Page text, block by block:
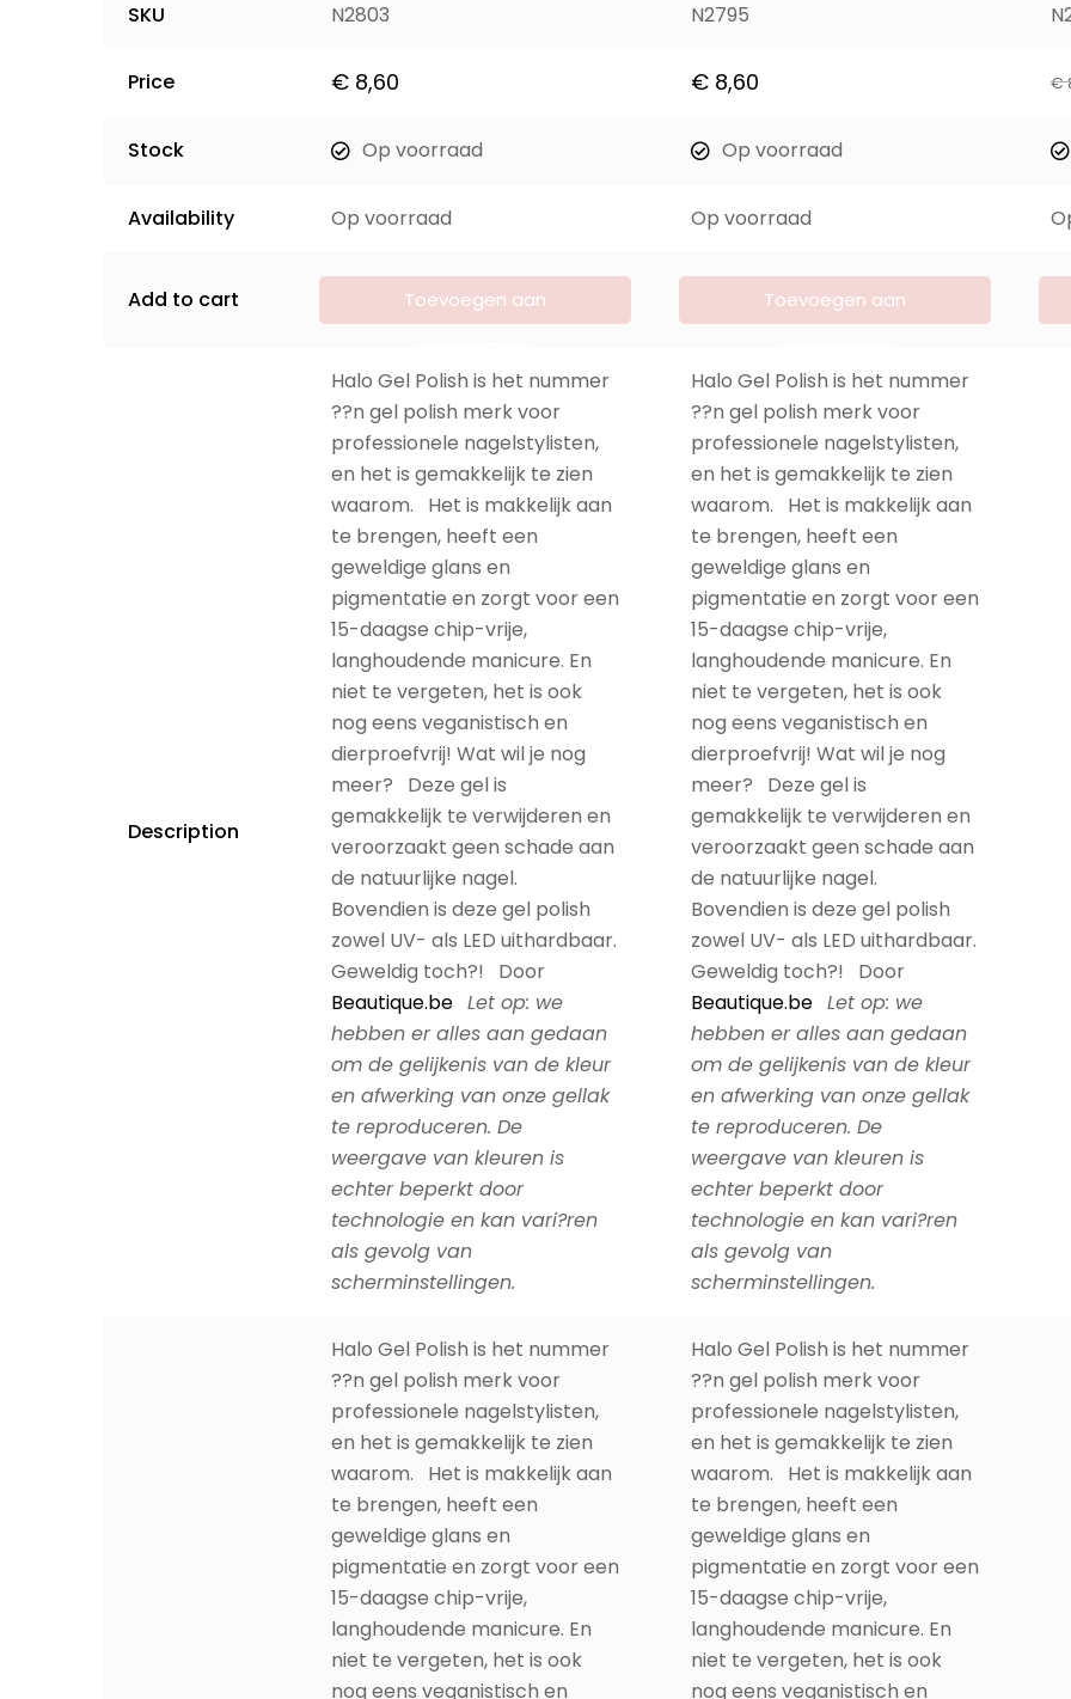
SKU N2803 N2795
Price € 8,60 € 8,60 €
Stock Op voorraad Op voorraad
Availability Op voorraad Op voorraad
Add to cart
Toevoegen aan
Toevoegen aan
Description
Halo Gel Polish is het nummer
??n gel polish merk voor
professionele nagelstylisten,
en het is gemakkelijk te zien
waarom. Het is makkelijk aan
te brengen, heeft een
geweldige glans en
pigmentatie en zorgt voor een
15-daagse chip-vrije,
langhoudende manicure. En
niet te vergeten, het is ook
nog eens veganistisch en
dierproefvrij! Wat wil je nog
meer? Deze gel is
gemakkelijk te verwijderen en
veroorzaakt geen schade aan
de natuurlijke nagel.
Bovendien is deze gel polish
zowel UV- als LED uithardbaar.
Geweldig toch?! Door
Beautique.be Let op: we
hebben er alles aan gedaan
om de gelijkenis van de kleur
en afwerking van onze gellak
te reproduceren. De
weergave van kleuren is
echter beperkt door
technologie en kan vari?ren
als gevolg van
scherminstellingen.
Halo Gel Polish is het nummer
??n gel polish merk voor
professionele nagelstylisten,
en het is gemakkelijk te zien
waarom. Het is makkelijk aan
te brengen, heeft een
geweldige glans en
pigmentatie en zorgt voor een
15-daagse chip-vrije,
langhoudende manicure. En
niet te vergeten, het is ook
nog eens veganistisch en
dierproefvrij! Wat wil je nog
meer? Deze gel is
gemakkelijk te verwijderen en
veroorzaakt geen schade aan
de natuurlijke nagel.
Bovendien is deze gel polish
zowel UV- als LED uithardbaar.
Geweldig toch?! Door
Beautique.be Let op: we
hebben er alles aan gedaan
om de gelijkenis van de kleur
en afwerking van onze gellak
te reproduceren. De
weergave van kleuren is
echter beperkt door
technologie en kan vari?ren
als gevolg van
scherminstellingen.
Halo Gel Polish is het nummer
??n gel polish merk voor
professionele nagelstylisten,
en het is gemakkelijk te zien
waarom. Het is makkelijk aan
te brengen, heeft een
geweldige glans en
pigmentatie en zorgt voor een
15-daagse chip-vrije,
langhoudende manicure. En
niet te vergeten, het is ook
nog eens veganistisch en
Halo Gel Polish is het nummer
??n gel polish merk voor
professionele nagelstylisten,
en het is gemakkelijk te zien
waarom. Het is makkelijk aan
te brengen, heeft een
geweldige glans en
pigmentatie en zorgt voor een
15-daagse chip-vrije,
langhoudende manicure. En
niet te vergeten, het is ook
nog eens veganistisch en